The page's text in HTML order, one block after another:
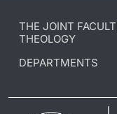
THE JOINT
THEOLOGY
DEPARTMENTS